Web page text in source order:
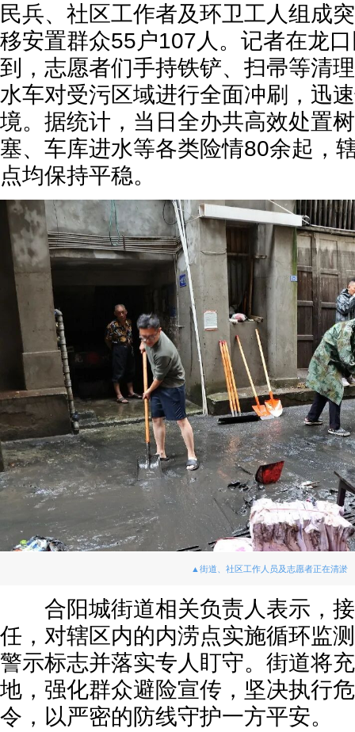
民兵、社区工作者及环卫工人组成
移安置群众55户107人。记者在龙
到，志愿者们手持铁铲、扫帚等清
水车对受污区域进行全面冲刷，迅
境。据统计，当日全办共高效处置
塞、车库进水等各类险情80余起，
点均保持平稳。
▲街道、社区工作人员及志愿者正在清淤
合阳城街道相关负责人表示，接
任，对辖区内的内涝点实施循环监
警示标志并落实专人盯守。街道将
地，强化群众避险宣传，坚决执行
令，以严密的防线守护一方平安。